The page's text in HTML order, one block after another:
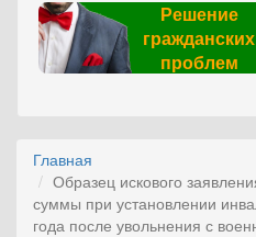
Решение
гражданских
проблем
Главная
Образец искового
суммы при установлении
года после увольнения с